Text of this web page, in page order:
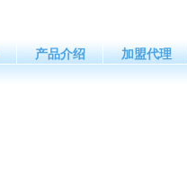
产品介绍 加盟代理